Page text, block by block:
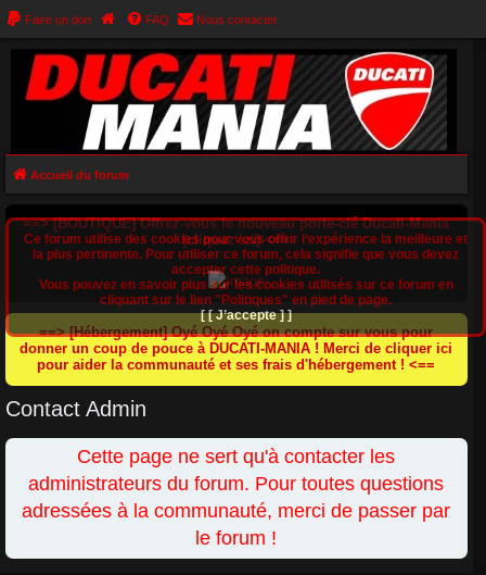
Faire un don FAQ Nous contacter
Accueil du forum
==> [BOUTIQUE] Offrez-vous le nouveau porte-clé Ducati-Mania
(cliquez ici) <==
==> [Hébergement] Oyé Oyé Oyé on compte sur vous pour
donner un coup de pouce à DUCATI-MANIA ! Merci de cliquer ici
pour aider la communauté et ses frais d'hébergement ! <==
Contact Admin
Cette page ne sert qu'à contacter les
administrateurs du forum. Pour toutes questions
adressées à la communauté, merci de passer par
le forum !
Ce forum utilise des cookies pour vous offrir l‘expérience la meilleure et
la plus pertinente. Pour utiliser ce forum, cela signifie que vous devez
accepter cette politique.
Vous pouvez en savoir plus sur les cookies utilisés sur ce forum en
cliquant sur le lien "Politiques" en pied de page.
[ [ J’accepte ] ]